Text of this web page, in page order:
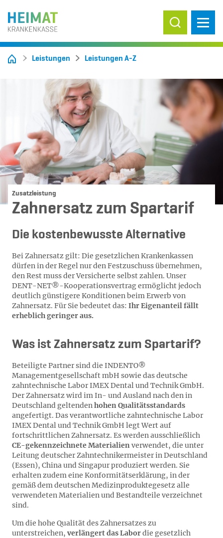
Suche ein-/
Leistungen Leistungen A-Z
Zusatzleistung
Zahnersatz zum Spartarif
Die kostenbewusste Alternative
Bei Zahnersatz gilt: Die gesetzlichen Krankenkassen
dürfen in der Regel nur den Festzuschuss übernehmen,
den Rest muss der Versicherte selbst zahlen. Unser
DENT-NET®-Kooperationsvertrag ermöglicht jedoch
deutlich günstigere Konditionen beim Erwerb von
Zahnersatz. Für Sie bedeutet das: Ihr Eigenanteil fällt
erheblich geringer aus.
Was ist Zahnersatz zum Spartarif?
Beteiligte Partner sind die INDENTO®
Managementgesellschaft mbH sowie das deutsche
zahntechnische Labor IMEX Dental und Technik GmbH.
Der Zahnersatz wird im In- und Ausland nach den in
Deutschland geltendenhohen Qualitätsstandards
angefertigt. Das verantwortliche zahntechnische Labor
IMEX Dental und Technik GmbH legt Wert auf
fortschrittlichen Zahnersatz. Es werden ausschließlich
CE-gekennzeichnete Materialienverwendet, die unter
Leitung deutscher Zahntechnikermeister in Deutschland
(Essen), China und Singapur produziert werden. Sie
erhalten zudem eine Konformitätserklärung, in der
gemäß dem deutschen Medizinproduktegesetz alle
verwendeten Materialien und Bestandteile verzeichnet
sind.
Um die hohe Qualität des Zahnersatzes zu
unterstreichen, verlängert das Labordie gesetzlich